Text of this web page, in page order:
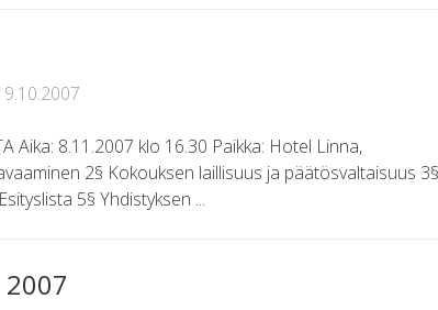
9.10.2007
Aika: 8.11.2007 klo 16.30 Paikka: Hotel Linna,
2§ Kokouksen laillisuus ja päätösvaltaisuus 3§
5§ Yhdistyksen ...